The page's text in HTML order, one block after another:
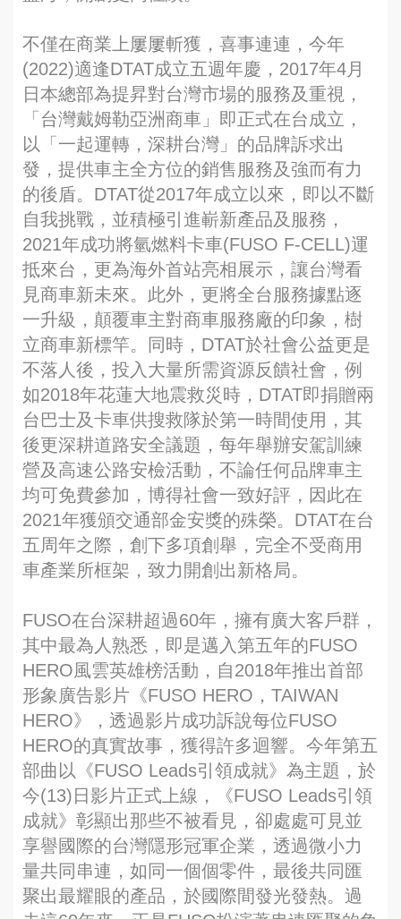
不僅在商業上屢屢斬獲，喜事連連，今年
(2022)適逢DTAT成立五週年慶，2017年4月
日本總部為提昇對台灣市場的服務及重視，
「台灣戴姆勒亞洲商車」即正式在台成立，
以「一起運轉，深耕台灣」的品牌訴求出
發，提供車主全方位的銷售服務及強而有力
的後盾。DTAT從2017年成立以來，即以不斷
自我挑戰，並積極引進嶄新產品及服務，
2021年成功將氫燃料卡車(FUSO F-CELL)運
抵來台，更為海外首站亮相展示，讓台灣看
見商車新未來。此外，更將全台服務據點逐
一升級，顛覆車主對商車服務廠的印象，樹
立商車新標竿。同時，DTAT於社會公益更是
不落人後，投入大量所需資源反饋社會，例
如2018年花蓮大地震救災時，DTAT即捐贈兩
台巴士及卡車供搜救隊於第一時間使用，其
後更深耕道路安全議題，每年舉辦安駕訓練
營及高速公路安檢活動，不論任何品牌車主
均可免費參加，博得社會一致好評，因此在
2021年獲頒交通部金安獎的殊榮。DTAT在台
五周年之際，創下多項創舉，完全不受商用
車產業所框架，致力開創出新格局。
FUSO在台深耕超過60年，擁有廣大客戶群，
其中最為人熟悉，即是邁入第五年的FUSO
HERO風雲英雄榜活動，自2018年推出首部
形象廣告影片《FUSO HERO，TAIWAN
HERO》，透過影片成功訴說每位FUSO
HERO的真實故事，獲得許多迴響。今年第五
部曲以《FUSO Leads引領成就》為主題，於
今(13)日影片正式上線，《FUSO Leads引領
成就》彰顯出那些不被看見，卻處處可見並
享譽國際的台灣隱形冠軍企業，透過微小力
量共同串連，如同一個個零件，最後共同匯
聚出最耀眼的產品，於國際間發光發熱。過